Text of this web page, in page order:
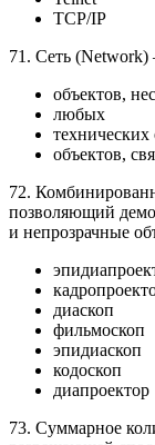
TCP/IP
71. Сеть (Network)
объектов,
любых
технических
объектов,
72.
позволяющий
и непрозрачные
диаскоп
фильмоскоп
эпидиаскоп
кодоскоп
диапроектор
73. Суммарное